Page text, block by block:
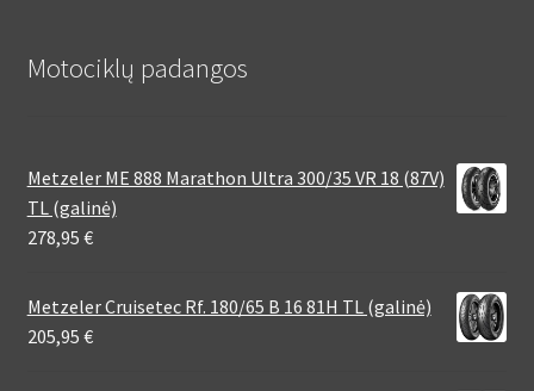
Motociklų padangos
Metzeler ME 888 Marathon Ultra 300/35 VR 18 (87V)
TL (galinė)
278,95 €
Metzeler Cruisetec Rf. 180/65 B 16 81H TL (galinė)
205,95 €